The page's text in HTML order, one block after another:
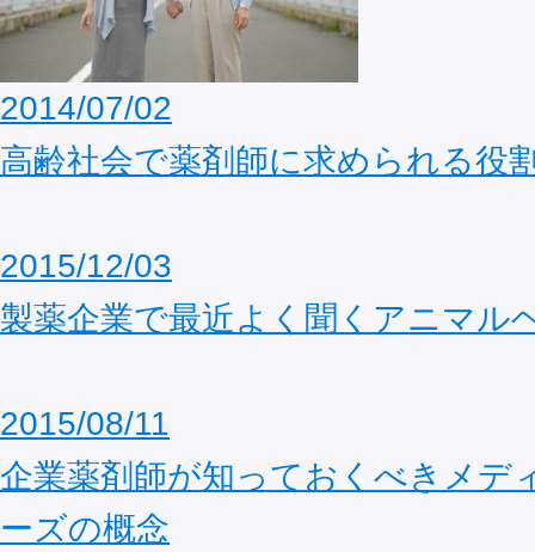
2014/07/02
高齢社会で薬剤師に求められる役
2015/12/03
製薬企業で最近よく聞くアニマル
2015/08/11
企業薬剤師が知っておくべきメデ
ーズの概念